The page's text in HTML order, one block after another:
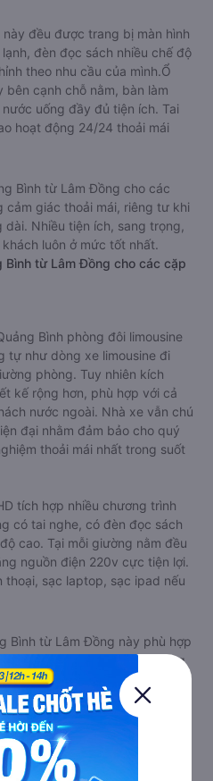
đều được trang bị màn hình
đèn đọc sách nhiều chế độ
theo nhu cầu của mình.Ổ
cạnh chỗ nằm, bàn làm
uống đầy đủ tiện ích. Tai
hoạt động 24/24 thoải mái
Bình từ Lâm Đồng cho các
cảm giác thoải mái, riêng tư khi
Nhiều tiện ích, sang trọng,
luôn ở mức tốt nhất.
từ Lâm Đồng cho các cặp
Bình phòng đôi limousine
tự như dòng xe limousine đi
phòng. Tuy nhiên kích
kế rộng hơn, phù hợp với cả
nước ngoài. Nhà xe vẫn chú
đại nhằm đảm bảo cho quý
thoải mái nhất trong suốt
tích hợp nhiều chương trình
có tai nghe, có đèn đọc sách
cao. Tại mỗi giường nằm đều
nguồn điện 220v cực tiện lợi.
thoại, sạc laptop, sạc ipad nếu
Bình từ Lâm Đồng này phù hợp
có bé nhỏ vì diện tích phòng
lớn cho loại xe này là không
được tình trạng bị nhồi nhét
giá nhà xe Lâm Đồng